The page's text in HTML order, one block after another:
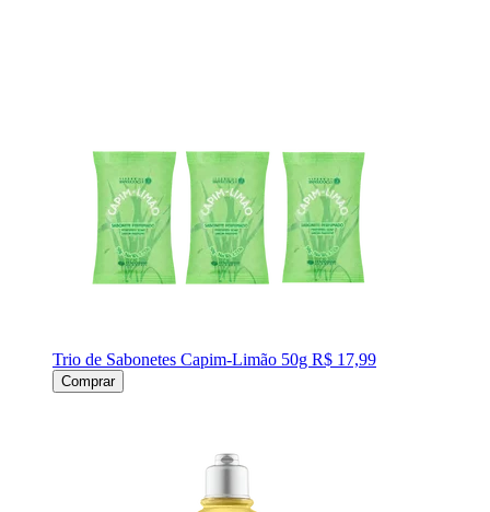
Trio de Sabonetes Capim-Limão 50g R$ 17,99
Comprar